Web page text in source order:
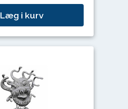
Læg i kurv